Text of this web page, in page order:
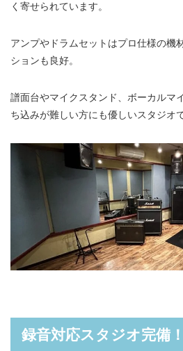
く寄せられています。
アンプやドラムセットはプロ仕様の機
ションも良好。
譜面台やマイクスタンド、ボーカルマ
ち込みが難しい方にも優しいスタジオで
録音対応スタジオ完備